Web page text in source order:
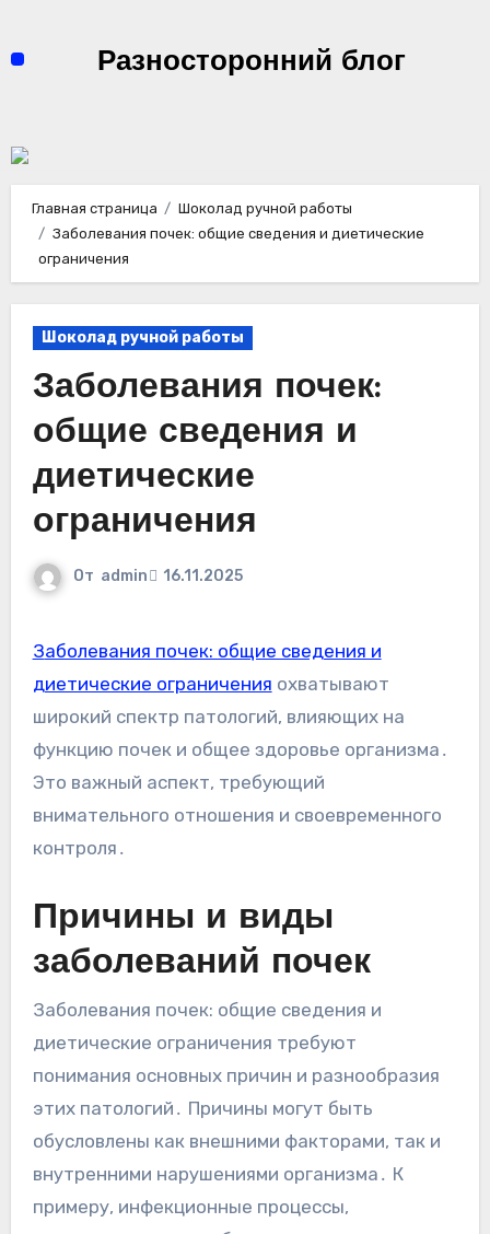
содержимомуРазносторонний блог
Главная страница
Шоколад ручной работы
Заболевания почек: общие сведения и диетические
ограничения
Шоколад ручной работы
Заболевания почек:
общие сведения и
диетические
ограничения
От admin 16.11.2025
Заболевания почек: общие сведения и
диетические ограничения охватывают
широкий спектр патологий, влияющих на
функцию почек и общее здоровье организма․
Это важный аспект, требующий
внимательного отношения и своевременного
контроля․
Причины и виды
заболеваний почек
Заболевания почек: общие сведения и
диетические ограничения требуют
понимания основных причин и разнообразия
этих патологий․ Причины могут быть
обусловлены как внешними факторами, так и
внутренними нарушениями организма․ К
примеру, инфекционные процессы,